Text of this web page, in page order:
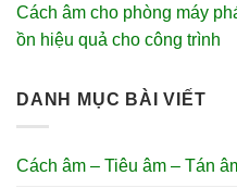
Cách âm cho phòng máy
ồn hiệu quả cho công trình
DANH MỤC BÀI VIẾT
Cách âm – Tiêu âm – Tán